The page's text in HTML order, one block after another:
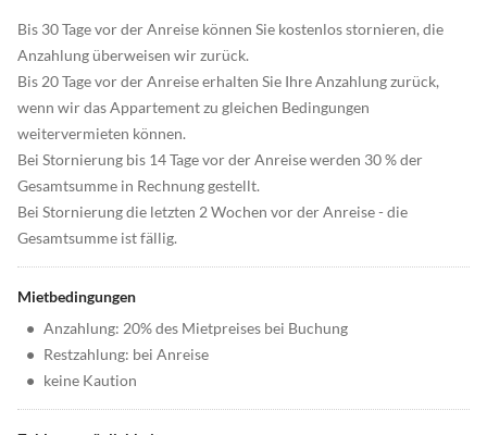
Bis 30 Tage vor der Anreise können Sie kostenlos stornieren, die
Anzahlung überweisen wir zurück.
Bis 20 Tage vor der Anreise erhalten Sie Ihre Anzahlung zurück,
wenn wir das Appartement zu gleichen Bedingungen
weitervermieten können.
Bei Stornierung bis 14 Tage vor der Anreise werden 30 % der
Gesamtsumme in Rechnung gestellt.
Bei Stornierung die letzten 2 Wochen vor der Anreise - die
Gesamtsumme ist fällig.
Mietbedingungen
• Anzahlung: 20% des Mietpreises bei Buchung
• Restzahlung: bei Anreise
• keine Kaution